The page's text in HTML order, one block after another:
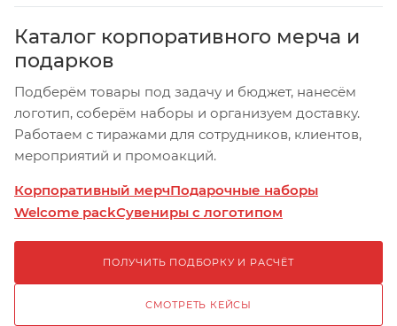
Каталог корпоративного мерча и
подарков
Подберём товары под задачу и бюджет, нанесём
логотип, соберём наборы и организуем доставку.
Работаем с тиражами для сотрудников, клиентов,
мероприятий и промоакций.
Корпоративный мерчПодарочные наборы
Welcome packСувениры с логотипом
ПОЛУЧИТЬ ПОДБОРКУ И РАСЧЁТ
СМОТРЕТЬ КЕЙСЫ